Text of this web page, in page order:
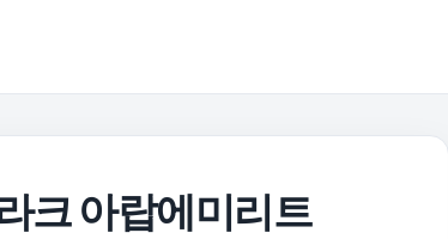
크 아랍에미리트